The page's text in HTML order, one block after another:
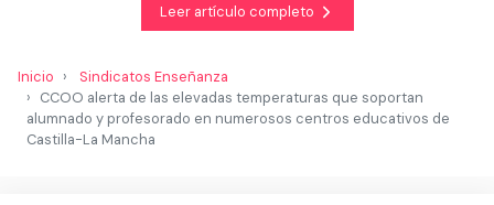
Leer artículo completo
Inicio
Sindicatos Enseñanza
CCOO alerta de las elevadas temperaturas que soportan
alumnado y profesorado en numerosos centros educativos de
Castilla-La Mancha